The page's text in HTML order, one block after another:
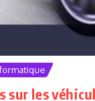
sur les